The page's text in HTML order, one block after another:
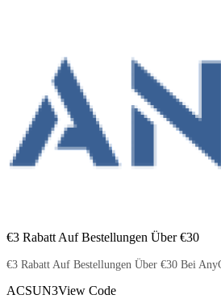
€3 Rabatt Auf Bestellungen Über €30
€3 Rabatt Auf Bestellungen Über €30 Bei
ACSUN3View Code